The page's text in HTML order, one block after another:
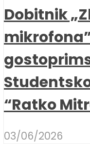
Dobitnik
“Ratko
03/06/2026